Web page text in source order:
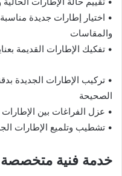
• اختيار إطارات جديدة
والمقاسات
• تفكيك الإطارات القديمة
• تركيب الإطارات الجديدة
الصحيحة
• عزل الفراغات بين
• تشطيب وتلميع الإطارات
خدمة فنية متخصصة